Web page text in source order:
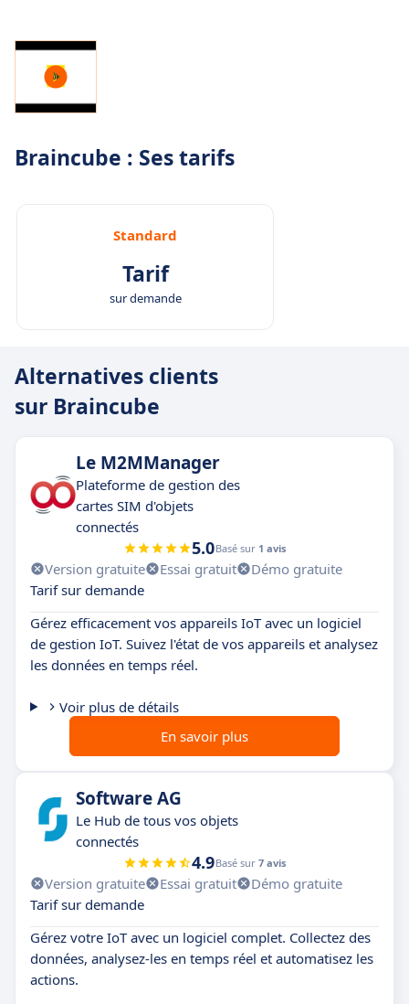
Braincube : Ses tarifs
Standard
Tarif
sur demande
Alternatives clients
sur Braincube
Le M2MManager
Plateforme de gestion des
cartes SIM d'objets
connectés
5.0Basé sur 1 avis
Version gratuite Essai gratuit
Démo gratuite
Tarif sur demande
Gérez efficacement vos appareils IoT avec un logiciel
de gestion IoT. Suivez l'état de vos appareils et analysez
les données en temps réel.
Voir plus de détails
En savoir plus
Software AG
Le Hub de tous vos objets
connectés
4.9Basé sur 7 avis
Version gratuite Essai gratuit
Démo gratuite
Tarif sur demande
Gérez votre IoT avec un logiciel complet. Collectez des
données, analysez-les en temps réel et automatisez les
actions.